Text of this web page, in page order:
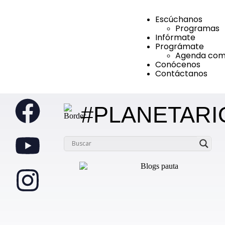
Escúchanos
Programas
Infórmate
Prográmate
Agenda
Conócenos
Contáctanos